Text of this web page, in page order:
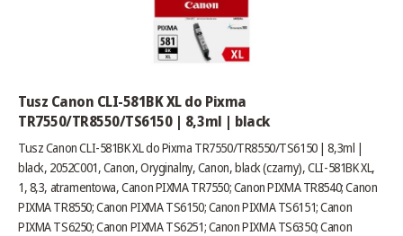
Tusz Canon CLI-581BK XL do Pixma
TR7550/TR8550/TS6150 | 8,3ml | black
Tusz Canon CLI-581BK XL do Pixma TR7550/TR8550/TS6150 | 8,3ml |
black, 2052C001, Canon, Oryginalny, Canon, black (czarny), CLI-581BK XL,
1, 8,3, atramentowa, Canon PIXMA TR7550; Canon PIXMA TR8540; Canon
PIXMA TR8550; Canon PIXMA TS6150; Canon PIXMA TS6151; Canon
PIXMA TS6250; Canon PIXMA TS6251; Canon PIXMA TS6350; Canon